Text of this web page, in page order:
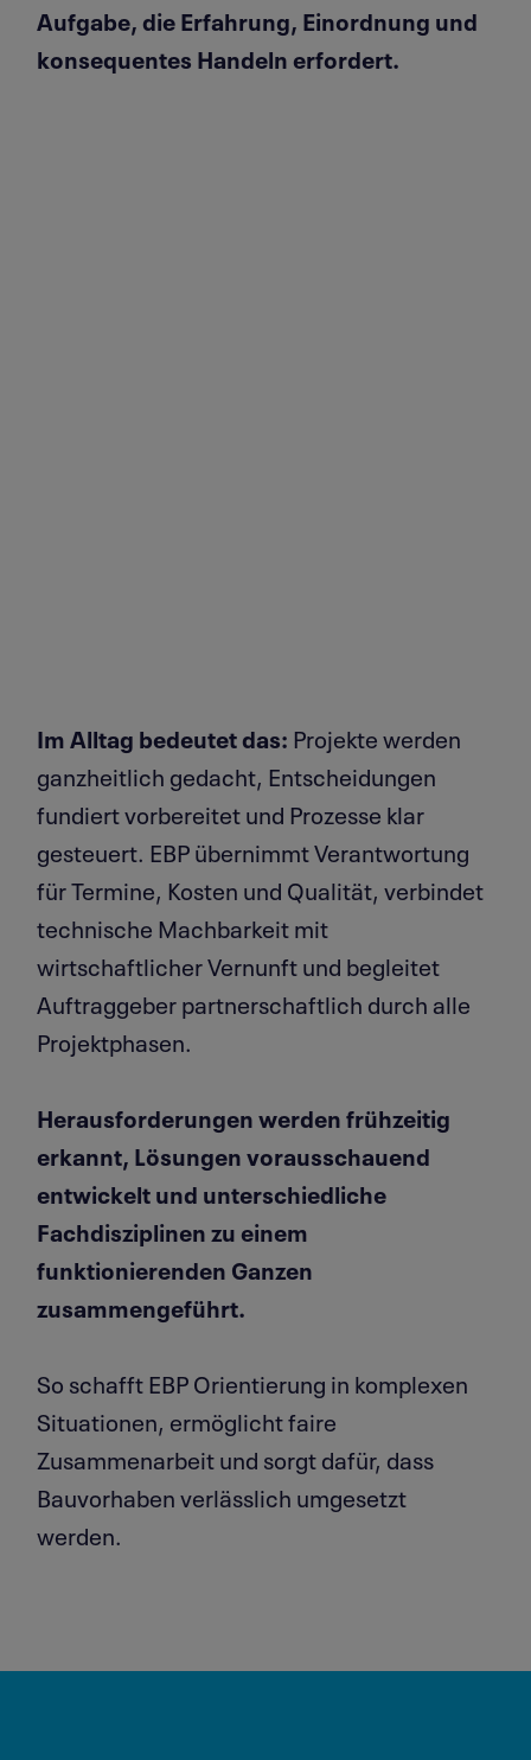
Aufgabe, die Erfahrung, Einordnung und
konsequentes Handeln erfordert.
Im Alltag bedeutet das: Projekte werden
ganzheitlich gedacht, Entscheidungen
fundiert vorbereitet und Prozesse klar
gesteuert. EBP übernimmt Verantwortung
für Termine, Kosten und Qualität, verbindet
technische Machbarkeit mit
wirtschaftlicher Vernunft und begleitet
Auftraggeber partnerschaftlich durch alle
Projektphasen.
Herausforderungen werden frühzeitig
erkannt, Lösungen vorausschauend
entwickelt und unterschiedliche
Fachdisziplinen zu einem
funktionierenden Ganzen
zusammengeführt.
So schafft EBP Orientierung in komplexen
Situationen, ermöglicht faire
Zusammenarbeit und sorgt dafür, dass
Bauvorhaben verlässlich umgesetzt
werden.